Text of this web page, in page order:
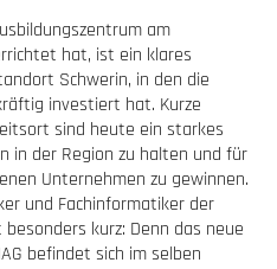
am
hat, ist ein klares
Schwerin, in den die
investiert hat. Kurze
sind heute ein starkes
in der Region zu halten und für
Unternehmen zu gewinnen.
und Fachinformatiker der
kurz: Denn das neue
befindet sich im selben